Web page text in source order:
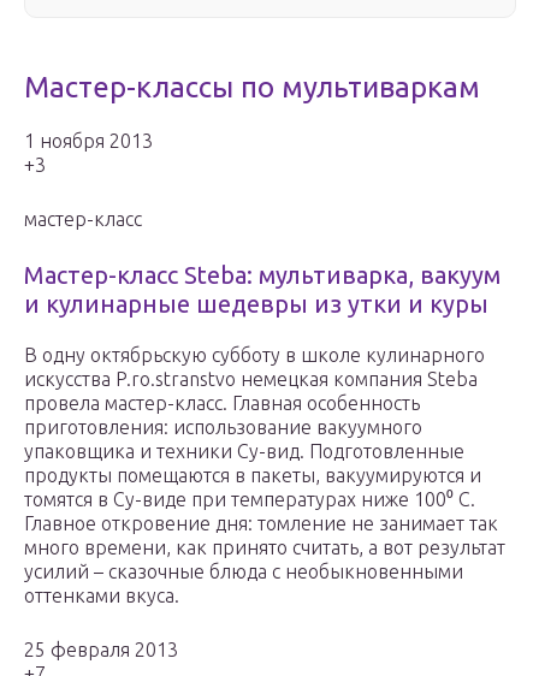
Мастер-классы по мультиваркам
1 ноября 2013
+3
мастер-класс
Мастер-класс Steba: мультиварка, вакуум
и кулинарные шедевры из утки и куры
В одну октябрьскую субботу в школе кулинарного
искусства P.ro.stranstvo немецкая компания Steba
провела мастер-класс. Главная особенность
приготовления: использование вакуумного
упаковщика и техники Су-вид. Подготовленные
продукты помещаются в пакеты, вакуумируются и
томятся в Су-виде при температурах ниже 100⁰ С.
Главное откровение дня: томление не занимает так
много времени, как принято считать, а вот результат
усилий – сказочные блюда с необыкновенными
оттенками вкуса.
25 февраля 2013